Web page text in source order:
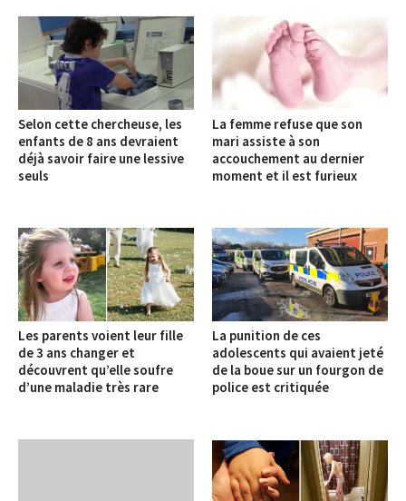
Selon cette chercheuse, les
enfants de 8 ans devraient
déjà savoir faire une lessive
seuls
La femme refuse que son
mari assiste à son
accouchement au dernier
moment et il est furieux
Les parents voient leur fille
de 3 ans changer et
découvrent qu’elle soufre
d’une maladie très rare
La punition de ces
adolescents qui avaient jeté
de la boue sur un fourgon de
police est critiquée